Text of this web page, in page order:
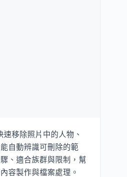
速移除照片中的人物、
自動辨識可刪除的範
、適合族群與限制，幫
容製作與檔案處理。